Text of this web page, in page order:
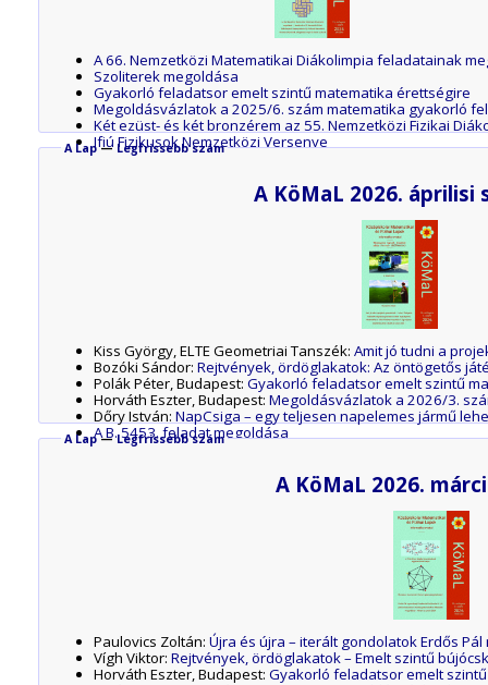
A 66. Nemzetközi Matematikai Diákolimpia feladatainak
Szoliterek megoldása
Gyakorló feladatsor emelt szintű matematika érettségire
Megoldásvázlatok a 2025/6. szám matematika gyakorló
Két ezüst- és két bronzérem az 55. Nemzetközi Fizikai
Ifjú Fizikusok Nemzetközi Versenye
KöMaL Ankét, 2025. október 31 – november 1.
A Lap— Legfrissebb szám
A KöMaL 2026. áprilisi
Kiss György, ELTE Geometriai Tanszék: Amit jó tudni a
Bozóki Sándor: Rejtvények, ördöglakatok: Az öntögetős
Polák Péter, Budapest: Gyakorló feladatsor emelt szintű
Horváth Eszter, Budapest: Megoldásvázlatok a 2026/3.
Dőry István: NapCsiga – egy teljesen napelemes jármű
A B. 5453. feladat megoldása
Az M. 445. mérési feladat megoldása
A G. 911. fizika gyakorlat megoldása
A P. 5700. fizika feladat megoldása
A Lap—Legfrissebb szám
A KöMaL 2026.
Paulovics Zoltán: Újra és újra – iterált gondolatok Erdős
Vígh Viktor: Rejtvények, ördöglakatok – Emelt szintű
Horváth Eszter, Budapest: Gyakorló feladatsor emelt